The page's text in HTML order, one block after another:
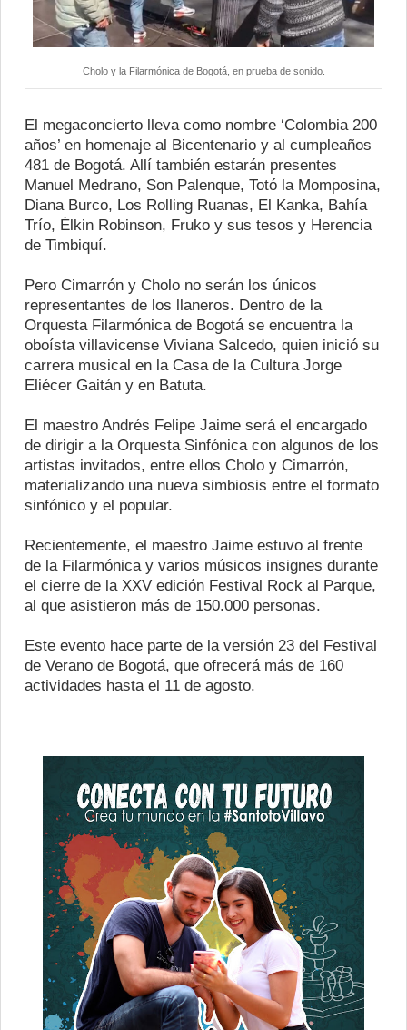
Cholo y la Filarmónica de Bogotá, en prueba de sonido.
El megaconcierto lleva como nombre ‘Colombia 200
años’ en homenaje al Bicentenario y al cumpleaños
481 de Bogotá. Allí también estarán presentes
Manuel Medrano, Son Palenque, Totó la Momposina,
Diana Burco, Los Rolling Ruanas, El Kanka, Bahía
Trío, Élkin Robinson, Fruko y sus tesos y Herencia
de Timbiquí.
Pero Cimarrón y Cholo no serán los únicos
representantes de los llaneros. Dentro de la
Orquesta Filarmónica de Bogotá se encuentra la
oboísta villavicense Viviana Salcedo, quien inició su
carrera musical en la Casa de la Cultura Jorge
Eliécer Gaitán y en Batuta.
El maestro Andrés Felipe Jaime será el encargado
de dirigir a la Orquesta Sinfónica con algunos de los
artistas invitados, entre ellos Cholo y Cimarrón,
materializando una nueva simbiosis entre el formato
sinfónico y el popular.
Recientemente, el maestro Jaime estuvo al frente
de la Filarmónica y varios músicos insignes durante
el cierre de la XXV edición Festival Rock al Parque,
al que asistieron más de 150.000 personas.
Este evento hace parte de la versión 23 del Festival
de Verano de Bogotá, que ofrecerá más de 160
actividades hasta el 11 de agosto.